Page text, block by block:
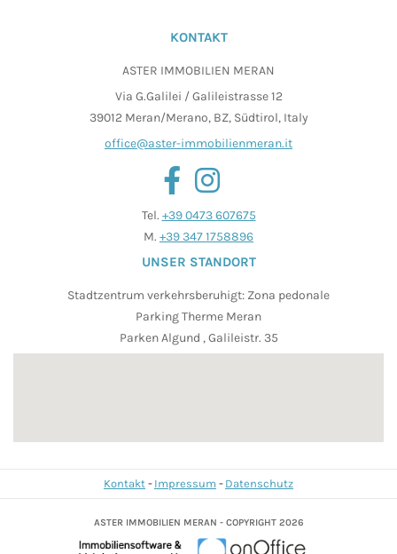
KONTAKT
ASTER IMMOBILIEN MERAN
Via G.Galilei / Galileistrasse 12
39012 Meran/Merano, BZ, Südtirol, Italy
office@aster-immobilienmeran.it
Tel. +39 0473 607675
M. +39 347 1758896
UNSER STANDORT
Stadtzentrum verkehrsberuhigt: Zona pedonale
Parking Therme Meran
Parken Algund , Galileistr. 35
Kontakt Impressum Datenschutz
ASTER IMMOBILIEN MERAN - COPYRIGHT 2026